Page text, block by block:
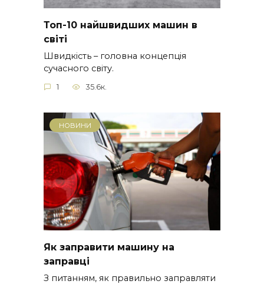
Топ-10 найшвидших машин в
світі
Швидкість – головна концепція
сучасного світу.
1 35.6к.
НОВИНИ
Як заправити машину на
заправці
З питанням, як правильно заправляти